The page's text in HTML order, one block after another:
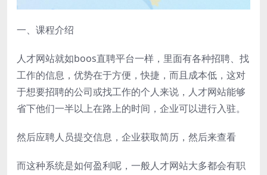
一、课程介绍
人才网站就如boos直聘平台一样，里面有各种招聘、找
工作的信息，优势在于方便，快捷，而且成本低，这对
于想要招聘的公司或找工作的个人来说，人才网站能够
省下他们一半以上在路上的时间，企业可以进行入驻。
然后应聘人员提交信息，企业获取简历，然后来查看
而这种系统是如何盈利呢，一般人才网站大多都会有职